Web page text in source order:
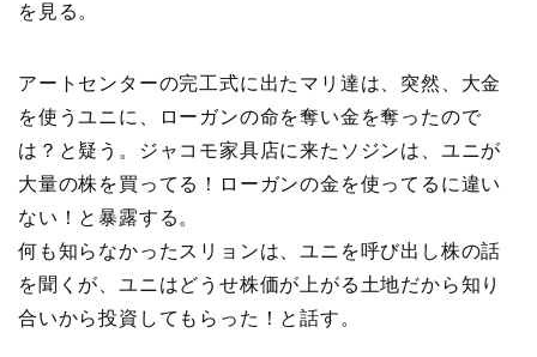
を見る。
アートセンターの完工式に出たマリ達は、突然、大金
を使うユニに、ローガンの命を奪い金を奪ったので
は？と疑う。ジャコモ家具店に来たソジンは、ユニが
大量の株を買ってる！ローガンの金を使ってるに違い
ない！と暴露する。
何も知らなかったスリョンは、ユニを呼び出し株の話
を聞くが、ユニはどうせ株価が上がる土地だから知り
合いから投資してもらった！と話す。